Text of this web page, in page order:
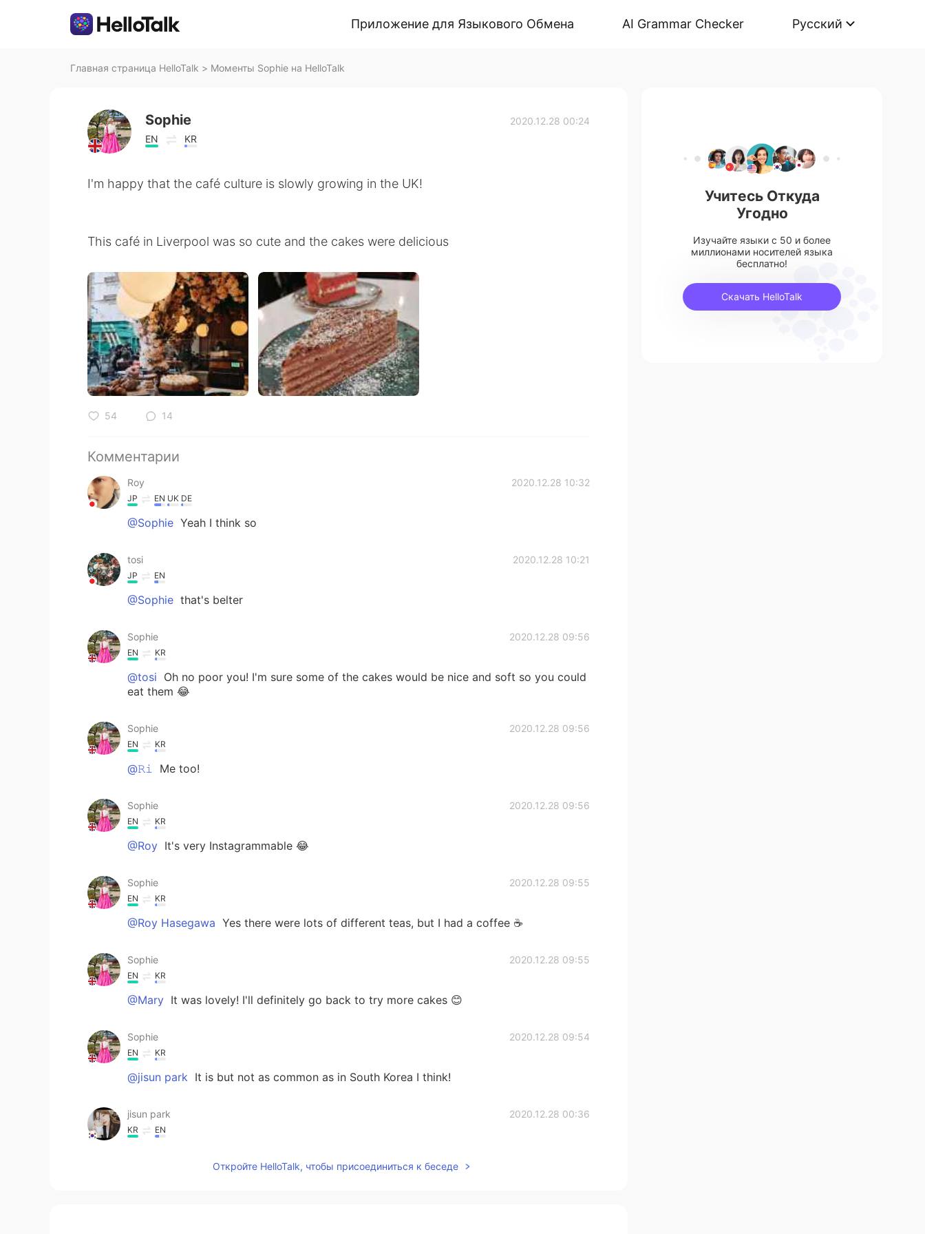
Приложение для Языкового Обмена AI Grammar Checker Русский
Главная страница HelloTalk > Моменты Sophie на HelloTalk
Sophie
EN KR
2020.12.28 00:24
I'm happy that the café culture is slowly growing in the UK!
This café in Liverpool was so cute and the cakes were delicious
54 14
Комментарии
Roy 2020.12.28 10:32
JP EN UK DE
@Sophie Yeah I think so
tosi 2020.12.28 10:21
JP EN
@Sophie that's belter
Sophie 2020.12.28 09:56
EN KR
@tosi Oh no poor you! I'm sure some of the cakes would be nice and soft so you could
eat them 😂
Sophie 2020.12.28 09:56
EN KR
@𝚁𝚒 Me too!
Sophie 2020.12.28 09:56
EN KR
@Roy It's very Instagrammable 😂
Sophie 2020.12.28 09:55
EN KR
@Roy Hasegawa Yes there were lots of different teas, but I had a coffee ☕
Sophie 2020.12.28 09:55
EN KR
@Mary It was lovely! I'll definitely go back to try more cakes 😊
Sophie 2020.12.28 09:54
EN KR
@jisun park It is but not as common as in South Korea I think!
jisun park 2020.12.28 00:36
KR EN
Откройте HelloTalk, чтобы присоединиться к беседе
Учитесь Откуда
Угодно
Изучайте языки с 50 и более
миллионами носителей языка
бесплатно!
Скачать HelloTalk